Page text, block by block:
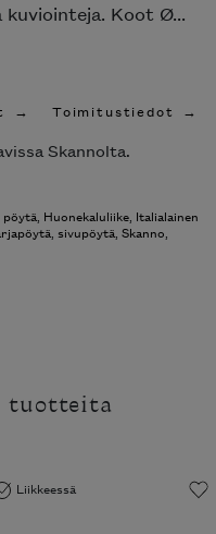
Koot Ø...
Toimitustiedot
Skannolta.
pöytä, Huonekaluliike, Italialainen
, sivupöytä, Skanno,
tuotteita
Liikkeessä